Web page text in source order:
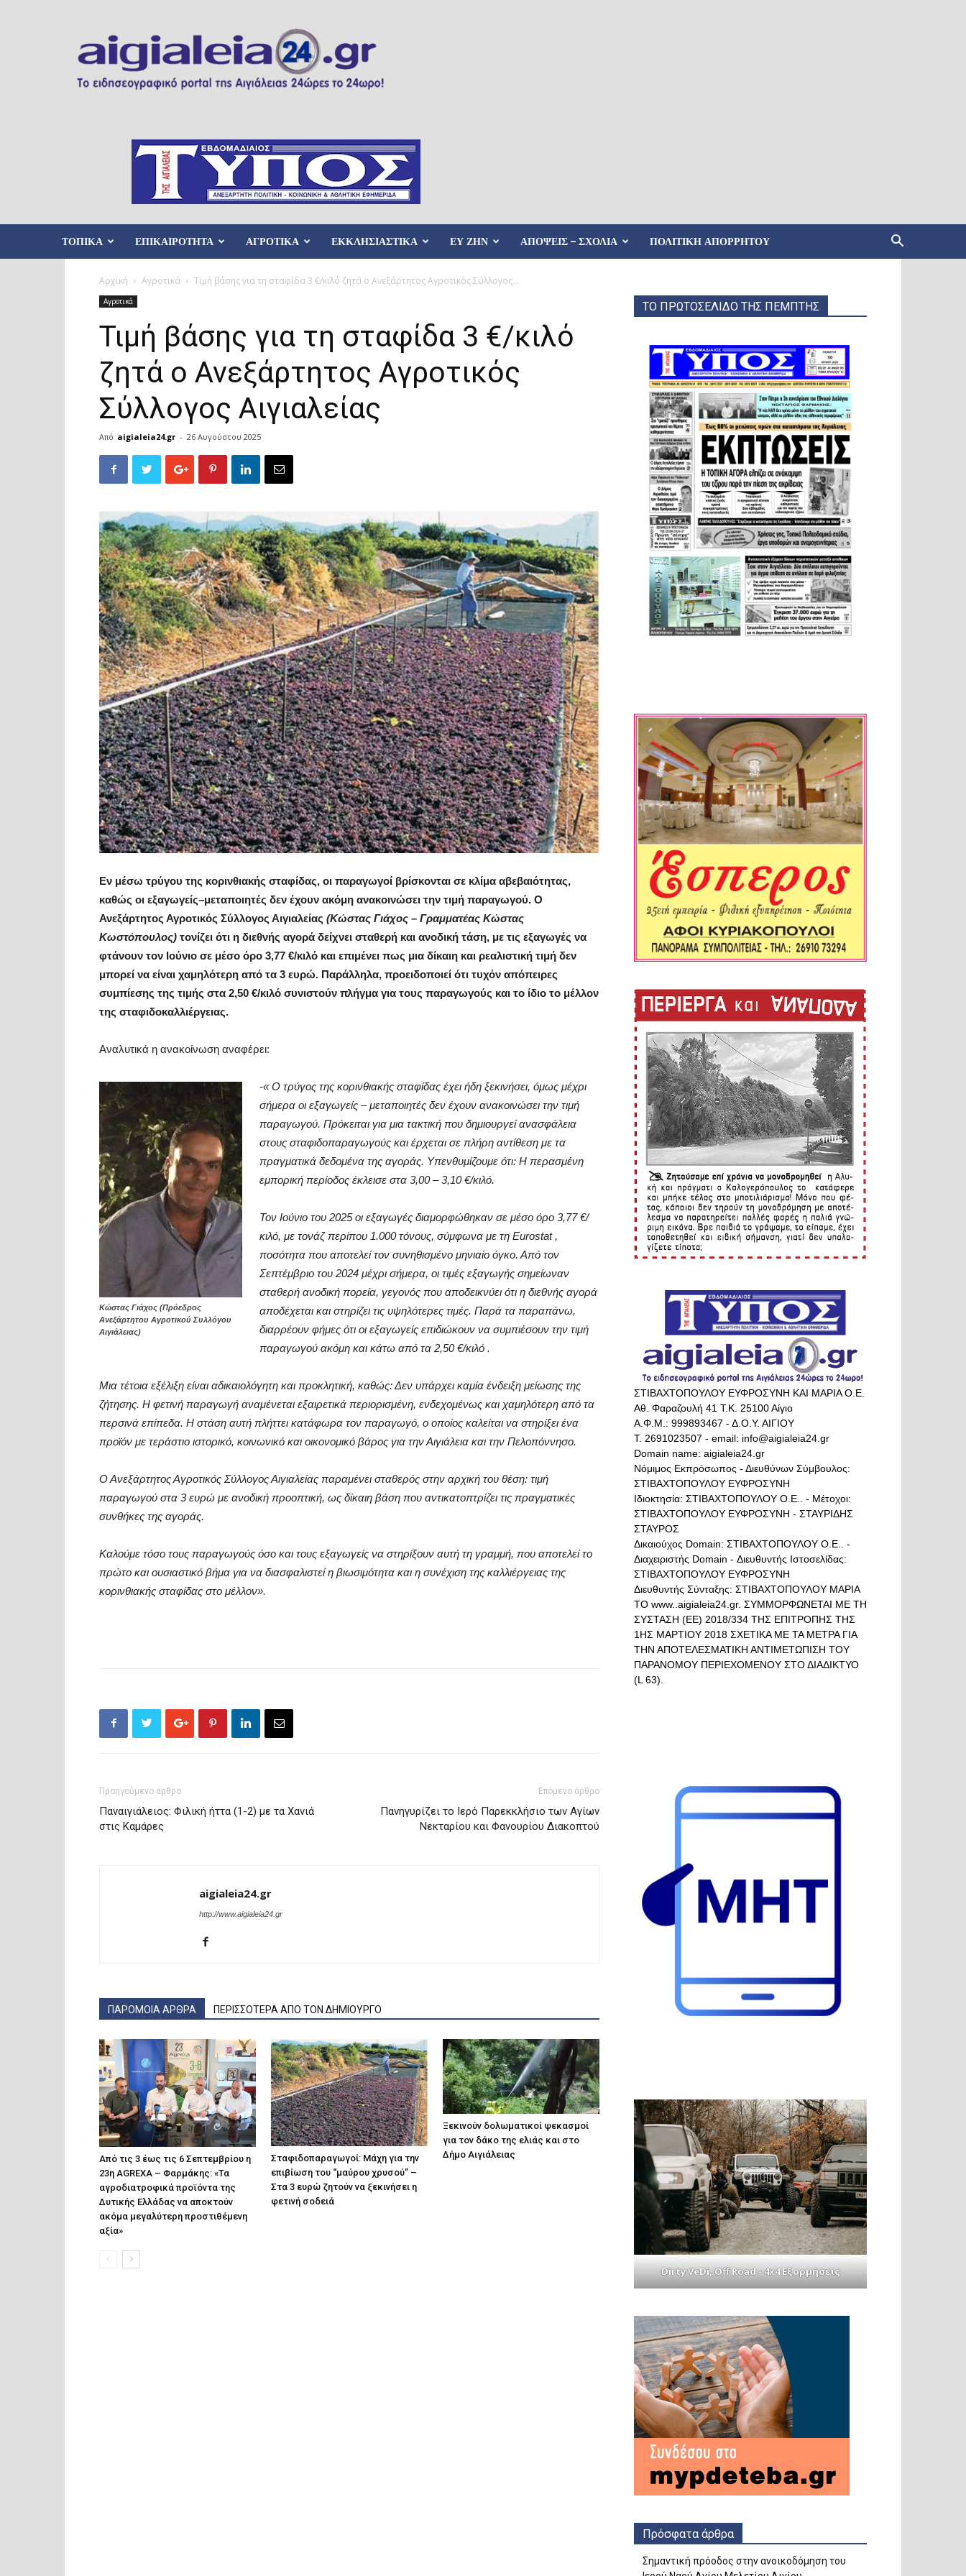
ΤΟΠΙΚΑ ΕΠΙΚΑΙΡΟΤΗΤΑ ΑΓΡΟΤΙΚΑ ΕΚΚΛΗΣΙΑΣΤΙΚΑ ΕΥ ΖΗΝ ΑΠΟΨΕΙΣ – ΣΧΟΛΙΑ ΠΟΛΙΤΙΚΉ ΑΠΟΡΡΉΤΟΥ
Αρχική Αγροτικά Τιμή βάσης για τη σταφίδα 3 €/κιλό ζητά ο Ανεξάρτητος Αγροτικός Σύλλογος...
Αγροτικά
Τιμή βάσης για τη σταφίδα 3 €/κιλό
ζητά ο Ανεξάρτητος Αγροτικός
Σύλλογος Αιγιαλείας
Από aigialeia24.gr - 26 Αυγούστου 2025
Εν μέσω τρύγου της κορινθιακής σταφίδας, οι παραγωγοί βρίσκονται σε κλίμα αβεβαιότητας,
καθώς οι εξαγωγείς–μεταποιητές δεν έχουν ακόμη ανακοινώσει την τιμή παραγωγού. Ο
Ανεξάρτητος Αγροτικός Σύλλογος Αιγιαλείας (Κώστας Γιάχος – Γραμματέας Κώστας
Κωστόπουλος) τονίζει ότι η διεθνής αγορά δείχνει σταθερή και ανοδική τάση, με τις εξαγωγές να
φτάνουν τον Ιούνιο σε μέσο όρο 3,77 €/κιλό και επιμένει πως μια δίκαιη και ρεαλιστική τιμή δεν
μπορεί να είναι χαμηλότερη από τα 3 ευρώ. Παράλληλα, προειδοποιεί ότι τυχόν απόπειρες
συμπίεσης της τιμής στα 2,50 €/κιλό συνιστούν πλήγμα για τους παραγωγούς και το ίδιο το μέλλον
της σταφιδοκαλλιέργειας.
Αναλυτικά η ανακοίνωση αναφέρει:
Kώστας Γιάχος (Πρόεδρος
Ανεξάρτητου Αγροτικού Συλλόγου
Αιγιάλειας)
-« Ο τρύγος της κορινθιακής σταφίδας έχει ήδη ξεκινήσει, όμως μέχρι
σήμερα οι εξαγωγείς – μεταποιητές δεν έχουν ανακοινώσει την τιμή
παραγωγού. Πρόκειται για μια τακτική που δημιουργεί ανασφάλεια
στους σταφιδοπαραγωγούς και έρχεται σε πλήρη αντίθεση με τα
πραγματικά δεδομένα της αγοράς. Υπενθυμίζουμε ότι: Η περασμένη
εμπορική περίοδος έκλεισε στα 3,00 – 3,10 €/κιλό.
Τον Ιούνιο του 2025 οι εξαγωγές διαμορφώθηκαν σε μέσο όρο 3,77 €/
κιλό, με τονάζ περίπου 1.000 τόνους, σύμφωνα με τη Eurostat ,
ποσότητα που αποτελεί τον συνηθισμένο μηνιαίο όγκο. Από τον
Σεπτέμβριο του 2024 μέχρι σήμερα, οι τιμές εξαγωγής σημείωναν
σταθερή ανοδική πορεία, γεγονός που αποδεικνύει ότι η διεθνής αγορά
αποδέχεται και στηρίζει τις υψηλότερες τιμές. Παρά τα παραπάνω,
διαρρέουν φήμες ότι οι εξαγωγείς επιδιώκουν να συμπιέσουν την τιμή
παραγωγού ακόμη και κάτω από τα 2,50 €/κιλό .
Μια τέτοια εξέλιξη είναι αδικαιολόγητη και προκλητική, καθώς: Δεν υπάρχει καμία ένδειξη μείωσης της
ζήτησης. Η φετινή παραγωγή αναμένεται εξαιρετικά περιορισμένη, ενδεχομένως και χαμηλότερη από τα
περσινά επίπεδα. Η στάση αυτή πλήττει κατάφωρα τον παραγωγό, ο οποίος καλείται να στηρίξει ένα
προϊόν με τεράστιο ιστορικό, κοινωνικό και οικονομικό βάρος για την Αιγιάλεια και την Πελοπόννησο.
Ο Ανεξάρτητος Αγροτικός Σύλλογος Αιγιαλείας παραμένει σταθερός στην αρχική του θέση: τιμή
παραγωγού στα 3 ευρώ με ανοδική προοπτική, ως δίκαιη βάση που αντικατοπτρίζει τις πραγματικές
συνθήκες της αγοράς.
Καλούμε τόσο τους παραγωγούς όσο και τους εξαγωγείς να στηρίξουν αυτή τη γραμμή, που αποτελεί το
πρώτο και ουσιαστικό βήμα για να διασφαλιστεί η βιωσιμότητα και η συνέχιση της καλλιέργειας της
κορινθιακής σταφίδας στο μέλλον».
Προηγούμενο άρθρο
Παναιγιάλειος: Φιλική ήττα (1-2) με τα Χανιά
στις Καμάρες
Επόμενο άρθρο
Πανηγυρίζει το Ιερό Παρεκκλήσιο των Αγίων
Νεκταρίου και Φανουρίου Διακοπτού
aigialeia24.gr
http://www.aigialeia24.gr
ΠΑΡΟΜΟΙΑ ΑΡΘΡΑ ΠΕΡΙΣΣΟΤΕΡΑ ΑΠΟ ΤΟΝ ΔΗΜΙΟΥΡΓΟ
Από τις 3 έως τις 6 Σεπτεμβρίου η
23η AGREXA – Φαρμάκης: «Τα
αγροδιατροφικά προϊόντα της
Δυτικής Ελλάδας να αποκτούν
ακόμα μεγαλύτερη προστιθέμενη
αξία»
Σταφιδοπαραγωγοί: Μάχη για την
επιβίωση του “μαύρου χρυσού” –
Στα 3 ευρώ ζητούν να ξεκινήσει η
φετινή σοδειά
Ξεκινούν δολωματικοί ψεκασμοί
για τον δάκο της ελιάς και στο
Δήμο Αιγιάλειας
ΤΟ ΠΡΩΤΟΣΕΛΙΔΟ ΤΗΣ ΠΕΜΠΤΗΣ
ΣΤΙΒΑΧΤΟΠΟΥΛΟΥ ΕΥΦΡΟΣΥΝΗ ΚΑΙ ΜΑΡΙΑ Ο.Ε.
Αθ. Φαραζουλή 41 Τ.Κ. 25100 Αίγιο
Α.Φ.Μ.: 999893467 - Δ.Ο.Υ. ΑΙΓΙΟΥ
Τ. 2691023507 - email: info@aigialeia24.gr
Domain name: aigialeia24.gr
Νόμιμος Εκπρόσωπος - Διευθύνων Σύμβουλος:
ΣΤΙΒΑΧΤΟΠΟΥΛΟΥ ΕΥΦΡΟΣΥΝΗ
Ιδιοκτησία: ΣΤΙΒΑΧΤΟΠΟΥΛΟΥ Ο.Ε.. - Μέτοχοι:
ΣΤΙΒΑΧΤΟΠΟΥΛΟΥ ΕΥΦΡΟΣΥΝΗ - ΣΤΑΥΡΙΔΗΣ
ΣΤΑΥΡΟΣ
Δικαιούχος Domain: ΣΤΙΒΑΧΤΟΠΟΥΛΟΥ Ο.Ε.. -
Διαχειριστής Domain - Διευθυντής Ιστοσελίδας:
ΣΤΙΒΑΧΤΟΠΟΥΛΟΥ ΕΥΦΡΟΣΥΝΗ
Διευθυντής Σύνταξης: ΣΤΙΒΑΧΤΟΠΟΥΛΟΥ ΜΑΡΙΑ
ΤΟ www..aigialeia24.gr. ΣΥΜΜΟΡΦΩΝΕΤΑΙ ΜΕ ΤΗ
ΣΥΣΤΑΣΗ (ΕΕ) 2018/334 ΤΗΣ ΕΠΙΤΡΟΠΗΣ ΤΗΣ
1ΗΣ ΜΑΡΤΙΟΥ 2018 ΣΧΕΤΙΚΑ ΜΕ ΤΑ ΜΕΤΡΑ ΓΙΑ
ΤΗΝ ΑΠΟΤΕΛΕΣΜΑΤΙΚΗ ΑΝΤΙΜΕΤΩΠΙΣΗ ΤΟΥ
ΠΑΡΑΝΟΜΟΥ ΠΕΡΙΕΧΟΜΕΝΟΥ ΣΤΟ ΔΙΑΔΙΚΤΥΟ
(L 63).
Dirty VeDi, Off Road - 4x4 Εξορμήσεις
Πρόσφατα άρθρα
Σημαντική πρόοδος στην ανοικοδόμηση του